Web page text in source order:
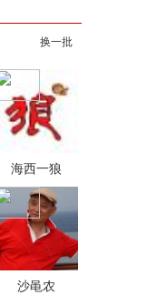
换一批
海西一狼
沙黾农